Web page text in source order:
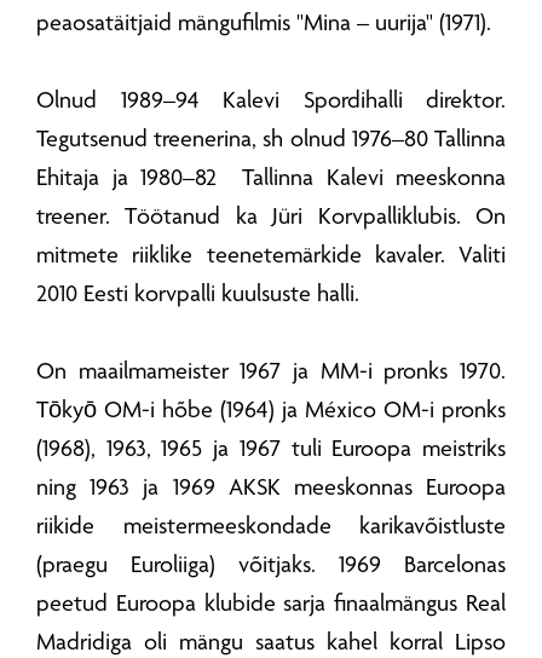
peaosatäitjaid mängufilmis "Mina – uurija" (1971).
Olnud 1989–94 Kalevi Spordihalli direktor.
Tegutsenud treenerina, sh olnud 1976–80 Tallinna
Ehitaja ja 1980–82 Tallinna Kalevi meeskonna
treener. Töötanud ka Jüri Korvpalliklubis. On
mitmete riiklike teenetemärkide kavaler. Valiti
2010 Eesti korvpalli kuulsuste halli.
On maailmameister 1967 ja MM-i pronks 1970.
Tōkyō OM-i hõbe (1964) ja México OM-i pronks
(1968), 1963, 1965 ja 1967 tuli Euroopa meistriks
ning 1963 ja 1969 AKSK meeskonnas Euroopa
riikide meistermeeskondade karikavõistluste
(praegu Euroliiga) võitjaks. 1969 Barcelonas
peetud Euroopa klubide sarja finaalmängus Real
Madridiga oli mängu saatus kahel korral Lipso